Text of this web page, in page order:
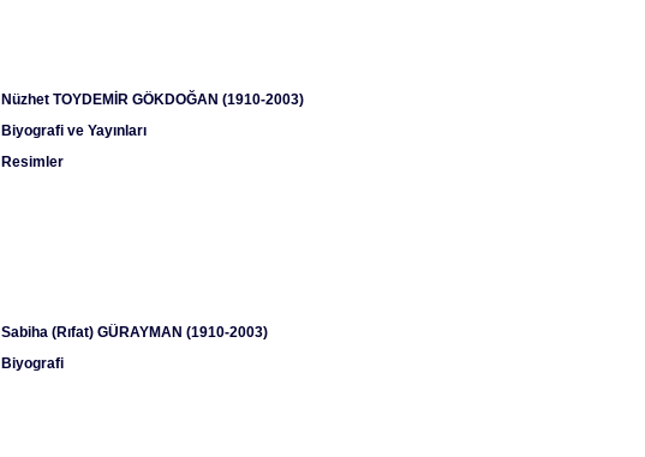
Nüzhet TOYDEMİR GÖKDOĞAN (1910-2003)
Biyografi ve Yayınları
Resimler
Sabiha (Rıfat) GÜRAYMAN (1910-2003)
Biyografi